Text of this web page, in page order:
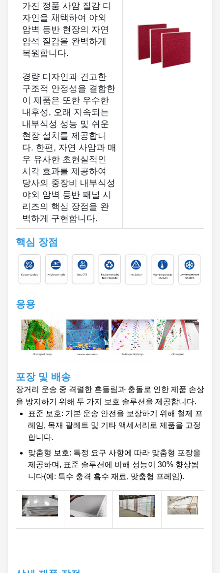
가진 정품 사암 질감 디
자인을 채택하여 야외
암벽 등반 현장의 자연
암석 질감을 완벽하게
복원합니다.
경량 디자인과 견고한
구조적 안정성을 결합한
이 제품은 또한 우수한
내후성, 오래 지속되는
내부식성 성능 및 쉬운
현장 설치를 제공합니
다. 한편, 자연 사암과 매
우 유사한 초현실적인
시각 효과를 제공하여
당사의 중장비 내부식성
야외 암벽 등반 패널 시
리즈의 핵심 장점을 완
벽하게 구현합니다.
핵심 장점
응용
포장 및 배송
장거리 운송 중 격렬한 흔들림과 충돌로 인한 제품 손상
을 방지하기 위해 두 가지 보호 솔루션을 제공합니다.
표준 보호: 기본 운송 안전을 보장하기 위해 철제 프
레임, 목재 팔레트 및 기타 액세서리로 제품을 고정
합니다.
맞춤형 보호: 특정 요구 사항에 따라 맞춤형 포장을
제공하며, 표준 솔루션에 비해 성능이 30% 향상됩
니다(예: 특수 충격 흡수 재료, 맞춤형 프레임).